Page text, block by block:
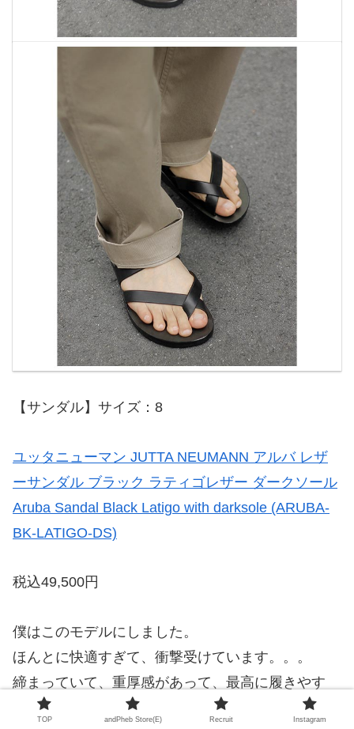
【サンダル】サイズ：8
ユッタニューマン JUTTA NEUMANN アルバ レザ
ーサンダル ブラック ラティゴレザー ダークソール
Aruba Sandal Black Latigo with darksole (ARUBA-
BK-LATIGO-DS)
税込49,500円
僕はこのモデルにしました。
ほんとに快適すぎて、衝撃受けています。。。
締まっていて、重厚感があって、最高に履きやす
い。
TOP andPheb Store(E) Recruit Instagram